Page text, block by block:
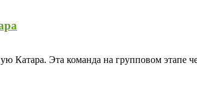
Катара. Эта команда на групповом